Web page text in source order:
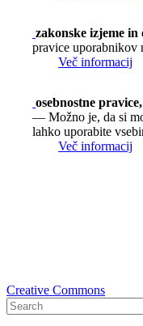
zakonske izjeme in
pravice uporabnikov
Več informacij
osebnostne
— Možno je, da si
lahko uporabite
Več informacij
Creative Commons